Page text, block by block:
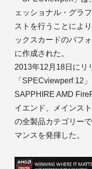
ェッショナル・グラ
ストを行うことによ
ックスカードのパフ
に作成された。
2013年12月18日にリ
「SPECviewperf 12
SAPPHIRE AMD
イエンド、メインス
の全製品カテゴリー
マンスを発揮した。